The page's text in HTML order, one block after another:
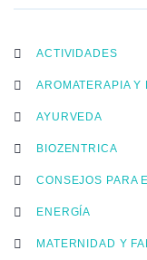
ACTIVIDADES
AROMATERAPIA Y
AYURVEDA
BIOZENTRICA
CONSEJOS PARA
ENERGÍA
MATERNIDAD Y